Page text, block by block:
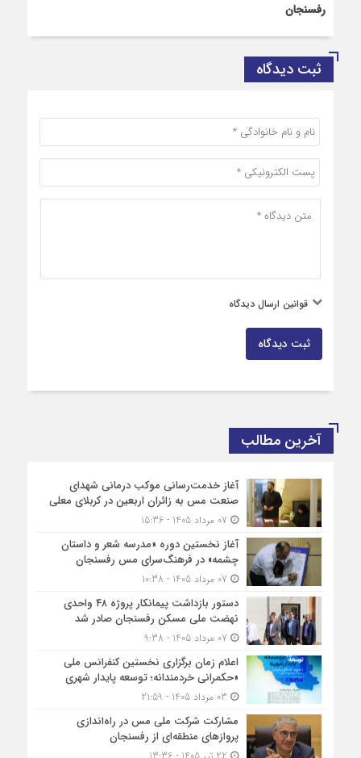
رفسنجان
ثبت دیدگاه
قوانین ارسال دیدگاه
ثبت دیدگاه
آخرین مطالب
آغاز خدمت‌رسانی موکب درمانی شهدای
صنعت مس به زائران اربعین در کربلای معلی
آغاز نخستین دوره «مدرسه شعر و داستان
چشمه» در فرهنگ‌سرای مس رفسنجان
دستور بازداشت پیمانکار پروژه ۴۸ واحدی
نهضت ملی مسکن رفسنجان صادر شد
اعلام زمان برگزاری نخستین کنفرانس ملی
«حکمرانی خردمندانه؛ توسعه پایدار شهری
مشارکت شرکت ملی مس در راه‌اندازی
پروازهای منطقه‌ای از رفسنجان